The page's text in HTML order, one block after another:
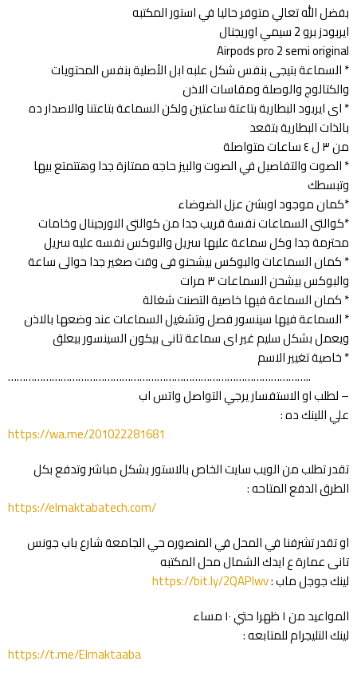
بفضل الله تعالي متوفر حاليا في استور المكتبه
ايربودز برو 2 سيمي اوريجنال
Airpods pro 2 semi original
* السماعة بتيجى بنفس شكل علبه ابل الأصلية بنفس المحتويات
والكتالوج والوصلة ومقاسات الاذن
* اى ايربود البطارية بتاعتة ساعتين ولكن السماعة بتاعتنا والاصدار ده
بالذات البطارية بتقعد
من ٣ ل ٤ ساعات متواصلة
* الصوت والتفاصيل في الصوت والبيز حاجه ممتازة جدا وهتتمتع بيها
وتبسطك
*كمان موجود اوبشن عزل الضوضاء
*كوالتى السماعات نفسة قريب جدا من كوالتى الاورجينال وخامات
محترمة جدا وكل سماعة عليها سريل والبوكس نفسه عليه سريل
* كمان السماعات والبوكس بيشحنو فى وقت صغير جدا حوالى ساعة
والبوكس بيشحن السماعات ٣ مرات
* كمان السماعة فيها خاصية التصنت شغالة
* السماعة فيها سينسور فصل وتشغيل السماعات عند وضعها بالاذن
ويعمل بشكل سليم غير اى سماعة تانى بيكون السينسور بيعلق
* خاصية تغيير الاسم
…………………………………………………………………………………………..
– لطلب او الاستفسار يرجي التواصل واتس اب
علي اللينك ده :
https://wa.me/201022281681
تقدر تطلب من الويب سايت الخاص بالاستور بشكل مباشر وتدفع بكل
الطرق الدفع المتاحه :
https://elmaktabatech.com/
او تقدر تشرفنا في المحل في المنصوره حي الجامعة شارع باب جونس
تانى عمارة ع ايدك الشمال محل المكتبه
لينك جوجل ماب :https://bit.ly/2QAPlwv
المواعيد من ١ ظهرا حتي ١٠ مساء
لينك التليجرام للمتابعه :
https://t.me/Elmaktaaba